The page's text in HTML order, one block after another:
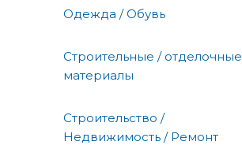
Одежда / Обувь
Строительные / отделочные
материалы
Строительство /
Недвижимость / Ремонт